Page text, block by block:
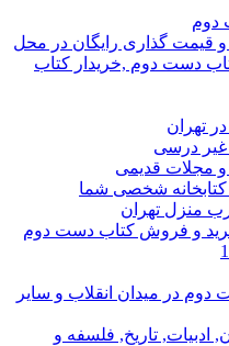
دوم
قیمت گذاری رایگان در محل
دست دوم ,خریدار کتاب
تهران
درسی
مجلات قدیمی
شخصی شما
منزل تهران
و فروش کتاب دست دوم
در میدان انقلاب و سایر
ادبیات, تاریخ, فلسفه و